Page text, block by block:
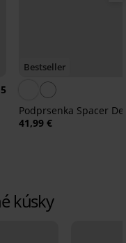
5
Bestseller
Podprsenka Spacer
41,99 €
kúsky